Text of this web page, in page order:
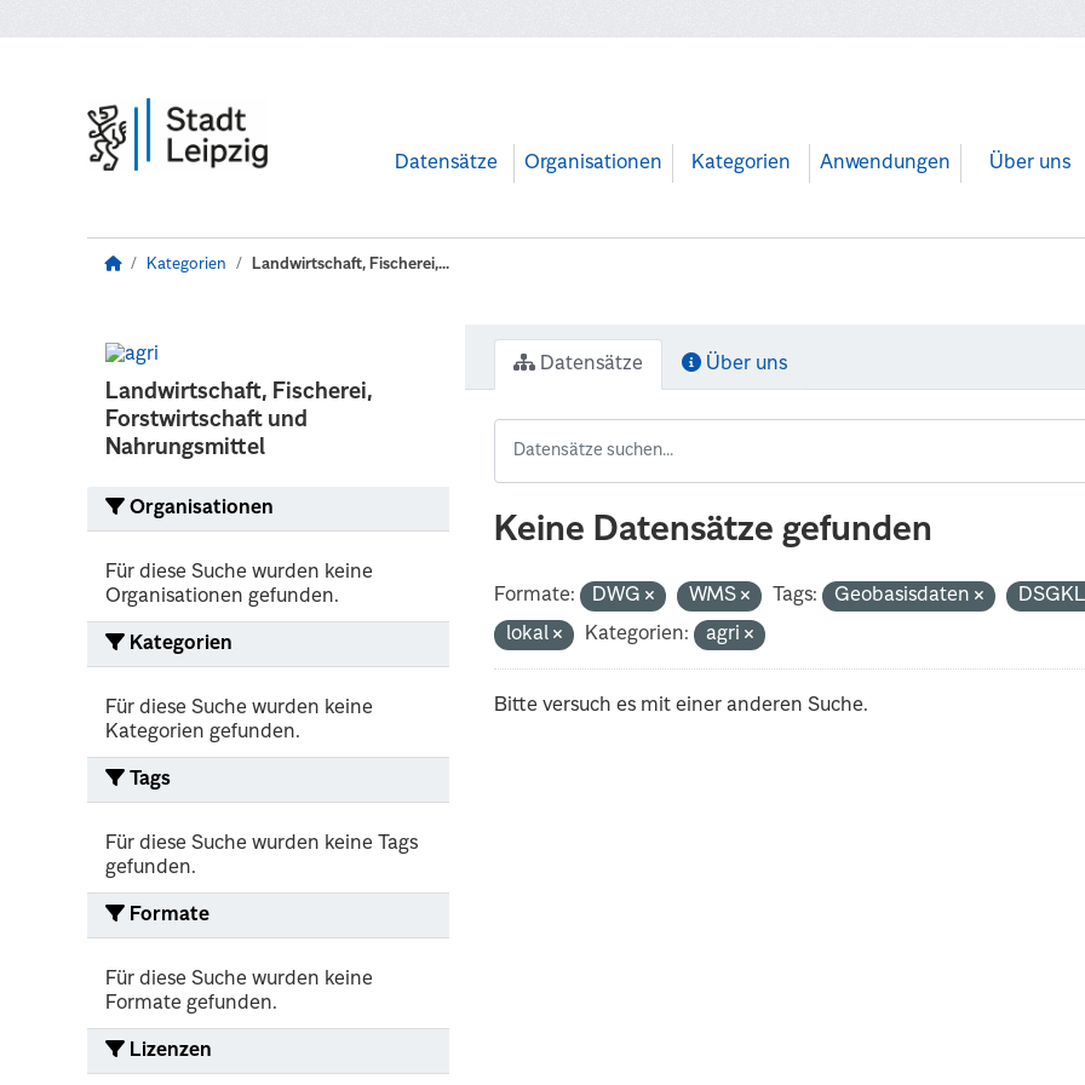
Datensätze Organisationen Kategorien Anwendungen Über uns
Kategorien Landwirtschaft, Fischerei,...
Landwirtschaft, Fischerei,
Forstwirtschaft und
Nahrungsmittel
Organisationen
Für diese Suche wurden keine
Organisationen gefunden.
Kategorien
Für diese Suche wurden keine
Kategorien gefunden.
Tags
Für diese Suche wurden keine Tags
gefunden.
Formate
Für diese Suche wurden keine
Formate gefunden.
Lizenzen
Datensätze Über uns
Keine Datensätze gefunden
Formate: DWG WMS Tags: Geobasisdaten
lokal
Kategorien: agri
Bitte versuch es mit einer anderen Suche.